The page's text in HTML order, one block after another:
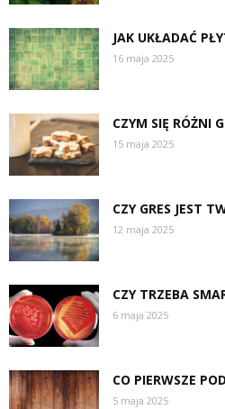
JAK UKŁADAĆ
16 maja 2025
CZYM SIĘ RÓŻNI
15 maja 2025
CZY GRES JEST
12 maja 2025
CZY TRZEBA
6 maja 2025
CO PIERWSZE
5 maja 2025